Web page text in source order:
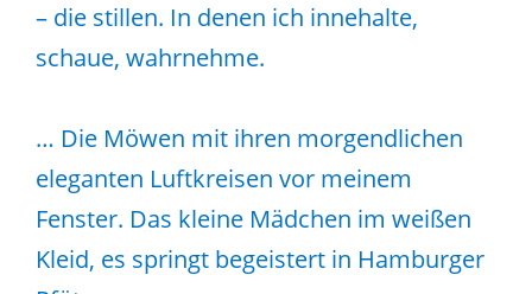
– die stillen. In denen ich innehalte,
schaue, wahrnehme.
… Die Möwen mit ihren morgendlichen
eleganten Luftkreisen vor meinem
Fenster. Das kleine Mädchen im weißen
Kleid, es springt begeistert in Hamburger